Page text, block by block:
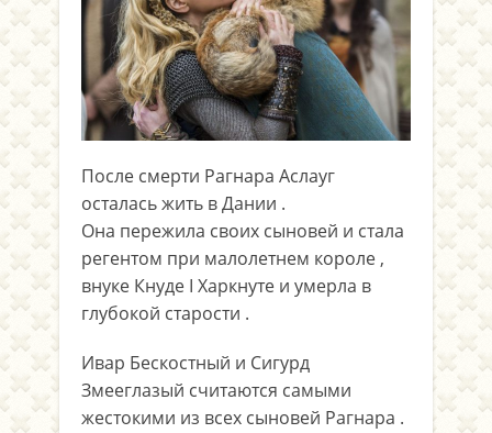
После смерти Рагнара Аслауг
осталась жить в Дании .
Она пережила своих сыновей и стала
регентом при малолетнем короле ,
внуке Кнуде I Харкнуте и умерла в
глубокой старости .
Ивар Бескостный и Сигурд
Змееглазый считаются самыми
жестокими из всех сыновей Рагнара .